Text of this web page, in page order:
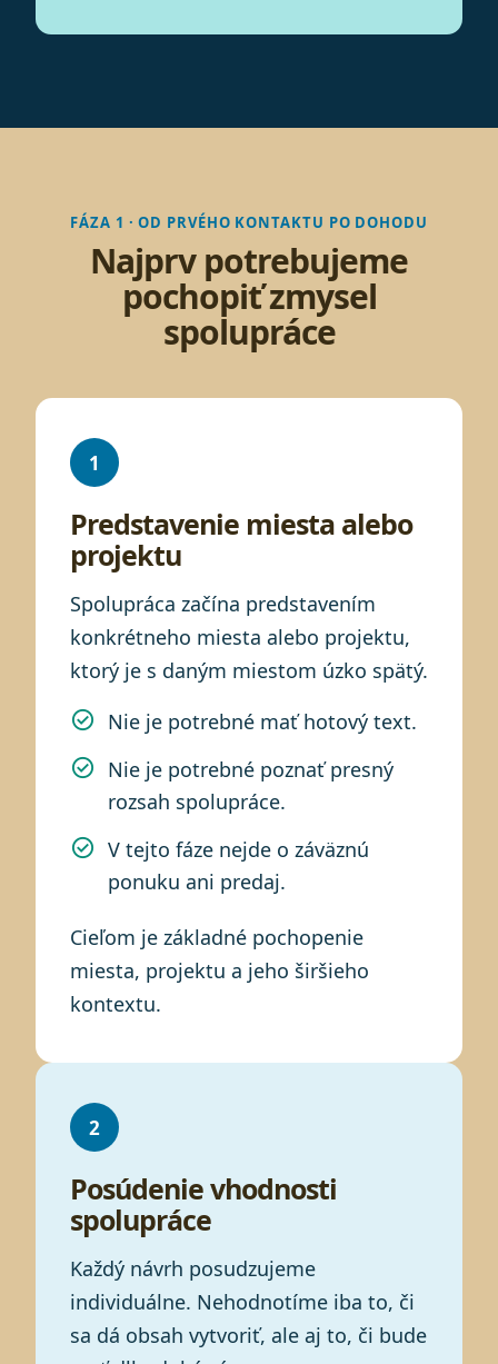
FÁZA 1 · OD PRVÉHO KONTAKTU PO DOHODU
Najprv potrebujeme
pochopiť zmysel
spolupráce
1
Predstavenie miesta alebo
projektu
Spolupráca začína predstavením
konkrétneho miesta alebo projektu,
ktorý je s daným miestom úzko spätý.
Nie je potrebné mať hotový text.
Nie je potrebné poznať presný
rozsah spolupráce.
V tejto fáze nejde o záväznú
ponuku ani predaj.
Cieľom je základné pochopenie
miesta, projektu a jeho širšieho
kontextu.
2
Posúdenie vhodnosti
spolupráce
Každý návrh posudzujeme
individuálne. Nehodnotíme iba to, či
sa dá obsah vytvoriť, ale aj to, či bude